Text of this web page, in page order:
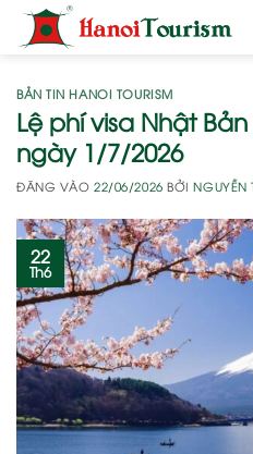
qua
dungBẢN TIN HANOI TOURISM
Lệ phí visa Nhật
ngày 1/7/2026
ĐĂNG VÀO22/06/2026 BỞINGUYỄN
22
Th6